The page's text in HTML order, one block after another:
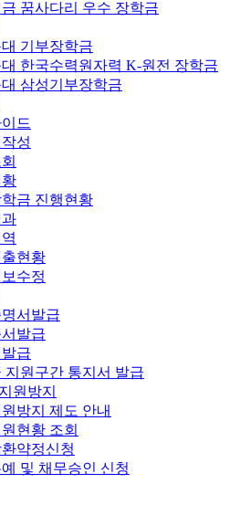
꿈사다리 우수 장학금
기부장학금
한국수력원자력 K-원전 장학금
삼성기부장학금
드
성
금 진행현황
현황
수정
서발급
발급
급
지원구간 통지서 발급
원방지
방지 제도 안내
현황 조회
약정신청
및 채무승인 신청